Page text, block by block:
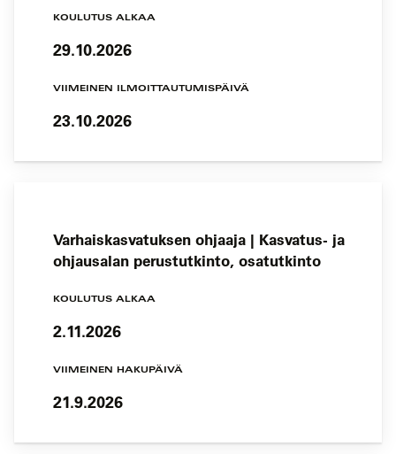
KOULUTUS ALKAA
29.10.2026
VIIMEINEN ILMOITTAUTUMISPÄIVÄ
23.10.2026
Varhaiskasvatuksen ohjaaja | Kasvatus- ja
ohjausalan perustutkinto, osatutkinto
KOULUTUS ALKAA
2.11.2026
VIIMEINEN HAKUPÄIVÄ
21.9.2026